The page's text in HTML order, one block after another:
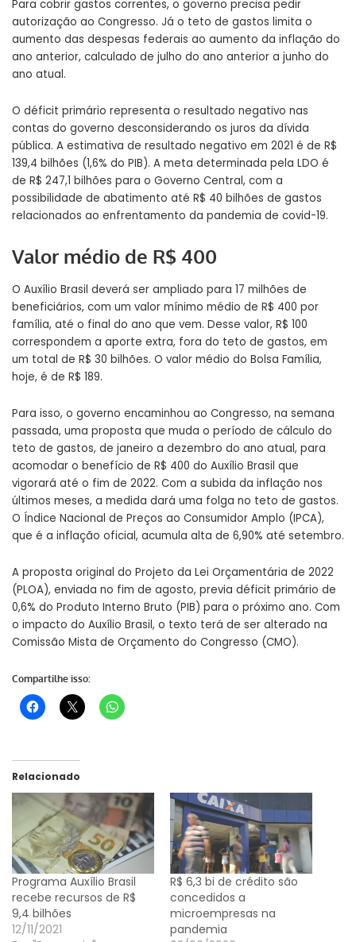
Para cobrir gastos correntes, o governo precisa pedir
autorização ao Congresso. Já o teto de gastos limita o
aumento das despesas federais ao aumento da inflação do
ano anterior, calculado de julho do ano anterior a junho do
ano atual.
O déficit primário representa o resultado negativo nas
contas do governo desconsiderando os juros da dívida
pública. A estimativa de resultado negativo em 2021 é de R$
139,4 bilhões (1,6% do PIB). A meta determinada pela LDO é
de R$ 247,1 bilhões para o Governo Central, com a
possibilidade de abatimento até R$ 40 bilhões de gastos
relacionados ao enfrentamento da pandemia de covid-19.
Valor médio de R$ 400
O Auxílio Brasil deverá ser ampliado para 17 milhões de
beneficiários, com um valor mínimo médio de R$ 400 por
família, até o final do ano que vem. Desse valor, R$ 100
correspondem a aporte extra, fora do teto de gastos, em
um total de R$ 30 bilhões. O valor médio do Bolsa Família,
hoje, é de R$ 189.
Para isso, o governo encaminhou ao Congresso, na semana
passada, uma proposta que muda o período de cálculo do
teto de gastos, de janeiro a dezembro do ano atual, para
acomodar o benefício de R$ 400 do Auxílio Brasil que
vigorará até o fim de 2022. Com a subida da inflação nos
últimos meses, a medida dará uma folga no teto de gastos.
O Índice Nacional de Preços ao Consumidor Amplo (IPCA),
que é a inflação oficial, acumula alta de 6,90% até setembro.
A proposta original do Projeto da Lei Orçamentária de 2022
(PLOA), enviada no fim de agosto, previa déficit primário de
0,6% do Produto Interno Bruto (PIB) para o próximo ano. Com
o impacto do Auxílio Brasil, o texto terá de ser alterado na
Comissão Mista de Orçamento do Congresso (CMO).
Compartilhe isso:
Relacionado
Programa Auxílio Brasil
recebe recursos de R$
9,4 bilhões
12/11/2021
R$ 6,3 bi de crédito são
concedidos a
microempresas na
pandemia